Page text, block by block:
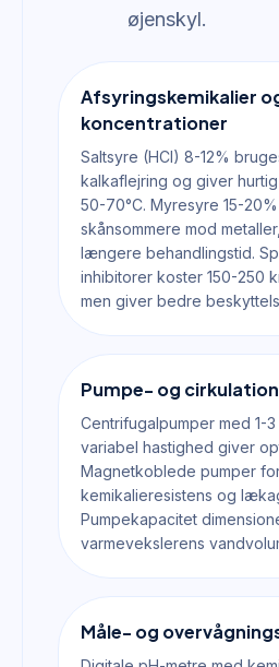
øjenskyl.
Afsyringskemikalier
koncentrationer
Saltsyre (HCl) 8-12%
kalkaflejring og giver
50-70°C. Myresyre 15-
skånsommere mod
længere behandlingstid.
inhibitorer koster 150-250
men giver bedre
Pumpe- og
Centrifugalpumper med 1-
variabel hastighed giver
Magnetkoblede pumper
kemikalieresistens og
Pumpekapacitet
varmevekslerens
Måle- og